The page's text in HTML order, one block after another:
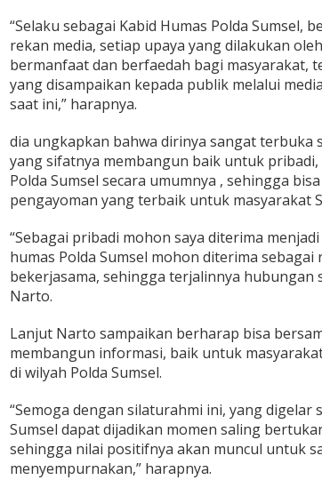
“Selaku sebagai Kabid Humas Polda Sumsel,
rekan media, setiap upaya yang dilakukan
bermanfaat dan berfaedah bagi masyarakat,
yang disampaikan kepada publik melalui
saat ini,” harapnya.
dia ungkapkan bahwa dirinya sangat terbuka
yang sifatnya membangun baik untuk
Polda Sumsel secara umumnya , sehingga
pengayoman yang terbaik untuk masyarakat
“Sebagai pribadi mohon saya diterima
humas Polda Sumsel mohon diterima
bekerjasama, sehingga terjalinnya hubungan
Narto.
Lanjut Narto sampaikan berharap bisa
membangun informasi, baik untuk
di wilyah Polda Sumsel.
“Semoga dengan silaturahmi ini, yang digelar
Sumsel dapat dijadikan momen saling
sehingga nilai positifnya akan muncul untuk
menyempurnakan,” harapnya.